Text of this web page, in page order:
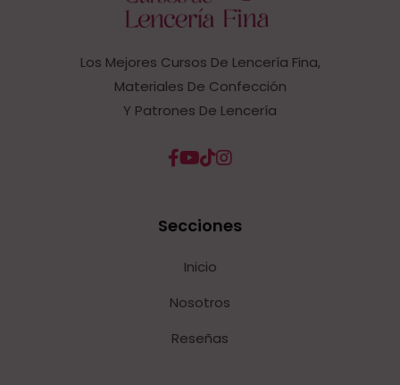
Los Mejores Cursos De Lencería Fina,
Materiales De Confección
Y Patrones De Lencería
Secciones
Inicio
Nosotros
Reseñas